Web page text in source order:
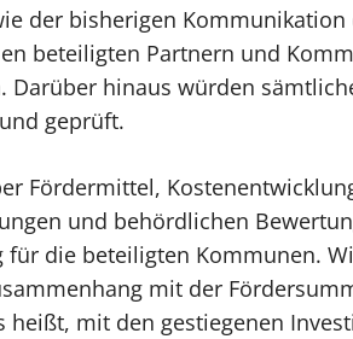
der bisherigen Kommunikation
beteiligten Partnern und
hinaus würden
geprüft.
Fördermittel,
und behördlichen
die beteiligten Kommunen.
mit der
mit den gestiegenen